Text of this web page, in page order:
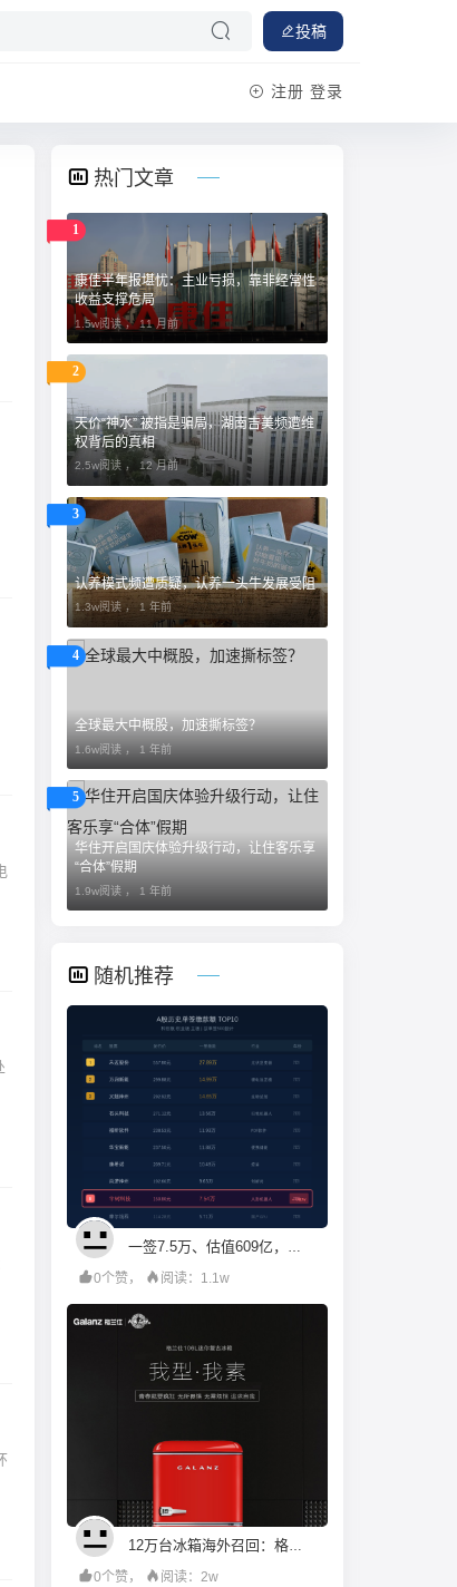
投稿
注册 登录
热门文章
1
康佳半年报堪忧：主业亏损，靠非经常性
收益支撑危局
1.5w阅读 ， 11 月前
2
天价“神水” 被指是骗局，湖南吉美频遭维
权背后的真相
2.5w阅读 ， 12 月前
3
认养模式频遭质疑，认养一头牛发展受阻
1.3w阅读 ， 1 年前
4
全球最大中概股，加速撕标签？
1.6w阅读 ， 1 年前
5
​华住开启国庆体验升级行动，让住客乐享
“合体”假期
1.9w阅读 ， 1 年前
随机推荐
一签7.5万、估值609亿，机构投资人都在疯抢宇树科技？
0个赞，
阅读：1.1w
12万台冰箱海外召回：格兰仕的成本账算错了什么
0个赞，
阅读：2w